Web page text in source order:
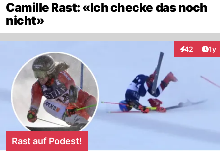
Camille Rast: «Ich checke das noch
nicht»
42 1y
Rast auf Podest!